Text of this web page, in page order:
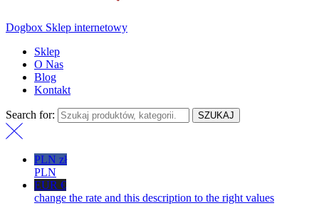
Dogbox Sklep internetowy
Sklep
O Nas
Blog
Kontakt
Search for: SZUKAJ
PLN zł
PLN
EUR €
change the rate and this description to the right values